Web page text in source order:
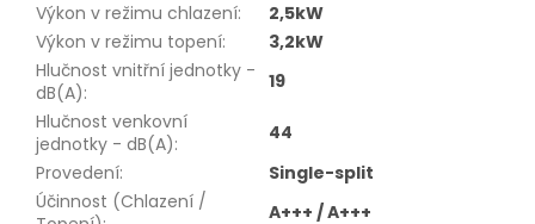
Výkon v režimu chlazení:
2,5kW
Výkon v režimu topení:
3,2kW
Hlučnost vnitřní jednotky -
dB(A):
19
Hlučnost venkovní
jednotky - dB(A):
44
Provedení:
Single-split
Účinnost (Chlazení /
A+++ / A+++